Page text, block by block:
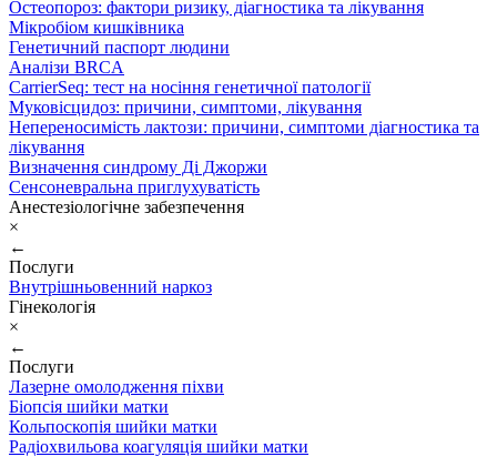
Остеопороз: фактори ризику, діагностика та лікування
Мікробіом кишківника
Генетичний паспорт людини
Аналізи BRCA
CarrierSeq: тест на носіння генетичної патології
Муковісцидоз: причини, симптоми, лікування
Непереносимість лактози: причини, симптоми діагностика та
лікування
Визначення синдрому Ді Джоржи
Сенсоневральна приглухуватість
Анестезіологічне забезпечення
×
←
Послуги
Внутрішньовенний наркоз
Гінекологія
×
←
Послуги
Лазерне омолодження піхви
Біопсія шийки матки
Кольпоскопія шийки матки
Радіохвильова коагуляція шийки матки